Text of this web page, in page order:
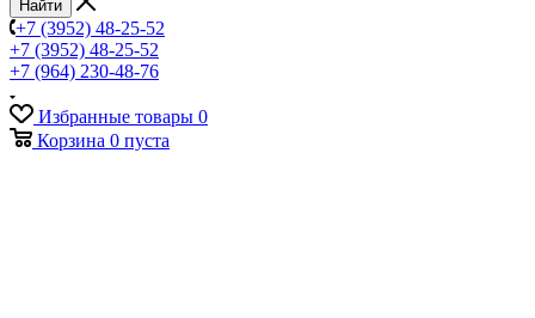
Найти
+7 (3952) 48-25-52
+7 (3952) 48-25-52
+7 (964) 230-48-76
Избранные товары 0
Корзина 0 пуста